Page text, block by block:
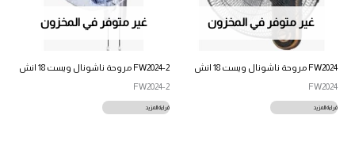
غير متوفر في المخزون
FW2024 مروحة ناشونال ويست 18 انش
FW2024
قراءة المزيد
غير متوفر في المخزون
FW2024-2 مروحة ناشونال ويست 18 انش
FW2024-2
قراءة المزيد